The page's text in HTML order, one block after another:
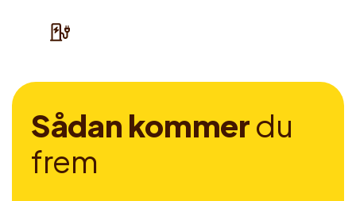
Sådan kommerdu
frem